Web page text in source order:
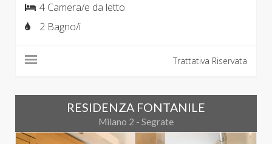
4 Camera/e da letto
2 Bagno/i
Trattativa Riservata
RESIDENZA FONTANILE
Milano 2 - Segrate